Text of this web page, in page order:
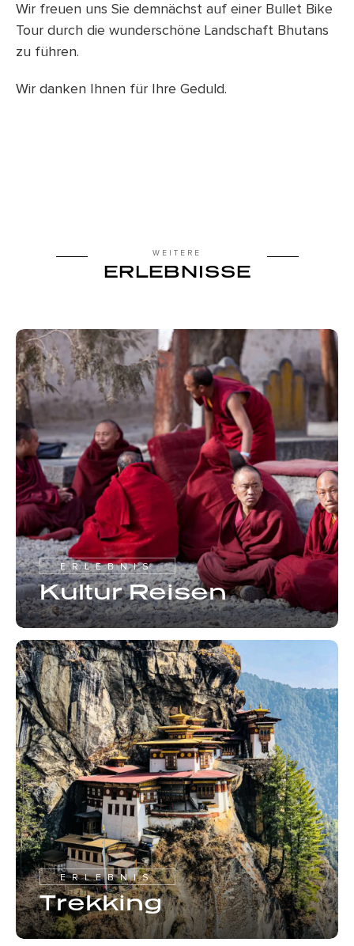
Wir freuen uns Sie demnächst auf einer Bullet Bike
Tour durch die wunderschöne Landschaft Bhutans
zu führen.
Wir danken Ihnen für Ihre Geduld.
WEITERE
ERLEBNISSE
ERLEBNIS
Kultur Reisen
ERLEBNIS
Trekking